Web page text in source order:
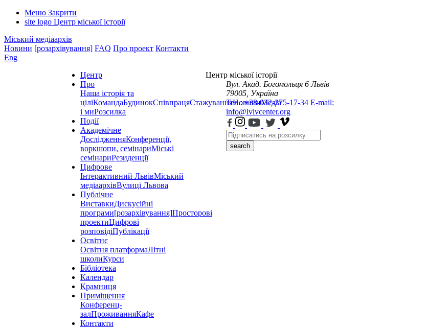
Меню Закрити
site logo Центр міської історії
Міський медіаархів
Новини [розархівування] FAQ Про проект Контакти
Eng
Центр
Про
Наша історія та
ціліКомандаБудинокСпівпрацяСтажуванняНовиниМедіа
і миРозсилка
Події
Академічне
ДослідженняКонференції,
воркшопи, семінариМіські
семінариРезиденції
Цифрове
Інтерактивний ЛьвівМіський
медіаархівВулиці Львова
Публічне
ВиставкиДискусійні
програми[розархівування]Просторові
проектиЦифрові
розповідіПублікації
Освітнє
Освітня платформаЛітні
школиКурси
Бібліотека
Календар
Крамниця
Приміщення
Конференц-
залПроживанняКафе
Контакти
Центр міської історії
Вул. Акад. Богомольця 6 Львів
79005, Україна
Тел.: +38-032-275-17-34 E-mail:
info@lvivcenter.org
search